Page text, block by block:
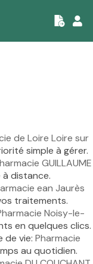
de Loire Loire sur
simple à gérer.
GUILLAUME
à distance.
ean Jaurès
traitements.
Noisy-le-
en quelques clics.
de vie: Pharmacie
au quotidien.